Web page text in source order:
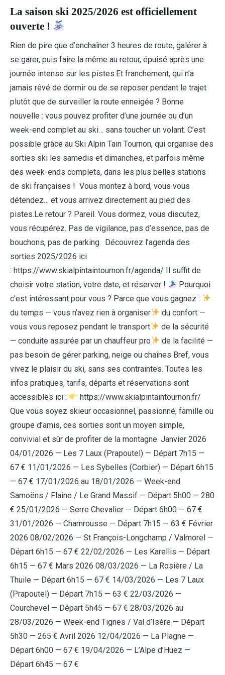
La saison ski 2025/2026 est officiellement
ouverte !
Rien de pire que d’enchaîner 3 heures de route, galérer à
se garer, puis faire la même au retour, épuisé après une
journée intense sur les pistes.Et franchement, qui n’a
jamais rêvé de dormir ou de se reposer pendant le trajet
plutôt que de surveiller la route enneigée ? Bonne
nouvelle : vous pouvez profiter d’une journée ou d’un
week-end complet au ski… sans toucher un volant. C’est
possible grâce au Ski Alpin Tain Tournon, qui organise des
sorties ski les samedis et dimanches, et parfois même
des week-ends complets, dans les plus belles stations
de ski françaises ! Vous montez à bord, vous vous
détendez… et vous arrivez directement au pied des
pistes.Le retour ? Pareil. Vous dormez, vous discutez,
vous récupérez. Pas de vigilance, pas d’essence, pas de
bouchons, pas de parking. Découvrez l’agenda des
sorties 2025/2026 ici
: https://www.skialpintaintournon.fr/agenda/ Il suffit de
choisir votre station, votre date, et réserver !
Pourquoi
c’est intéressant pour vous ? Parce que vous gagnez :
du temps — vous n’avez rien à organiser
du confort —
vous vous reposez pendant le transport
de la sécurité
— conduite assurée par un chauffeur pro
de la facilité —
pas besoin de gérer parking, neige ou chaînes Bref, vous
vivez le plaisir du ski, sans ses contraintes. Toutes les
infos pratiques, tarifs, départs et réservations sont
accessibles ici :
https://www.skialpintaintournon.fr/
Que vous soyez skieur occasionnel, passionné, famille ou
groupe d’amis, ces sorties sont un moyen simple,
convivial et sûr de profiter de la montagne. Janvier 2026
04/01/2026 — Les 7 Laux (Prapoutel) — Départ 7h15 —
67 € 11/01/2026 — Les Sybelles (Corbier) — Départ 6h15
— 67 € 17/01/2026 au 18/01/2026 — Week-end
Samoëns / Flaine / Le Grand Massif — Départ 5h00 — 280
€ 25/01/2026 — Serre Chevalier — Départ 6h00 — 67 €
31/01/2026 — Chamrousse — Départ 7h15 — 63 € Février
2026 08/02/2026 — St François-Longchamp / Valmorel —
Départ 6h15 — 67 € 22/02/2026 — Les Karellis — Départ
6h15 — 67 € Mars 2026 08/03/2026 — La Rosière / La
Thuile — Départ 6h15 — 67 € 14/03/2026 — Les 7 Laux
(Prapoutel) — Départ 7h15 — 63 € 22/03/2026 —
Courchevel — Départ 5h45 — 67 € 28/03/2026 au
28/03/2026 — Week-end Tignes / Val d’Isère — Départ
5h30 — 265 € Avril 2026 12/04/2026 — La Plagne —
Départ 6h00 — 67 € 19/04/2026 — L’Alpe d’Huez —
Départ 6h45 — 67 €